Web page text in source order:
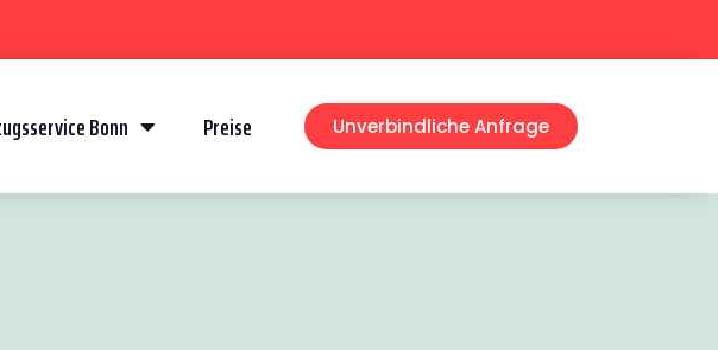
Bonn Preise Unverbindliche Anfrage